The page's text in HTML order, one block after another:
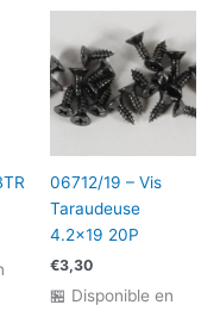
06712/19 – Vis
Taraudeuse
4.2×19 20P
€3,30
🏪 Disponible en